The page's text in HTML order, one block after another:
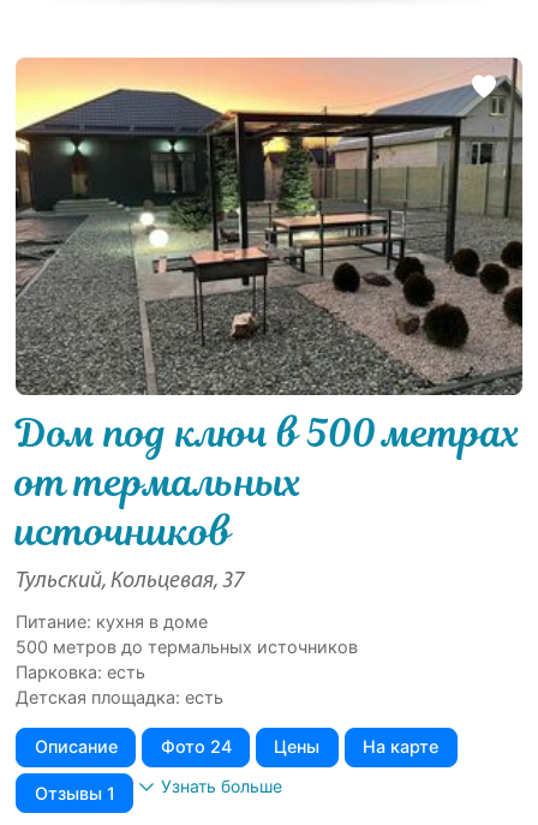
Дом под ключ в 500 мeтрaх
от теpмальныx
иcточников
Тульский, Кольцевая, 37
Питание: кухня в доме
500 мeтров до теpмальныx иcточников
Парковка: есть
Детская площадка: есть
Описание Фото 24 Цены На карте
Отзывы 1 Узнать больше